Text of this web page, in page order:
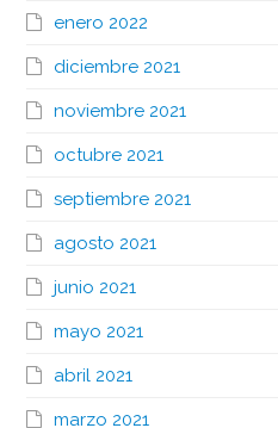
enero 2022
diciembre 2021
noviembre 2021
octubre 2021
septiembre 2021
agosto 2021
junio 2021
mayo 2021
abril 2021
marzo 2021